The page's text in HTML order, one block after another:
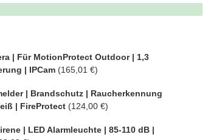
| Für MotionProtect Outdoor | 1,3
| IPCam(165,01 €)
| Brandschutz | Raucherkennung
| FireProtect(124,00 €)
| LED Alarmleuchte | 85-110 dB |